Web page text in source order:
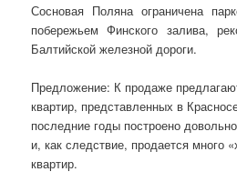
Сосновая Поляна ограничена
побережьем Финского залива,
Балтийской железной дороги.
Предложение: К продаже
квартир, представленных в
последние годы построено
и, как следствие, продается много
квартир.